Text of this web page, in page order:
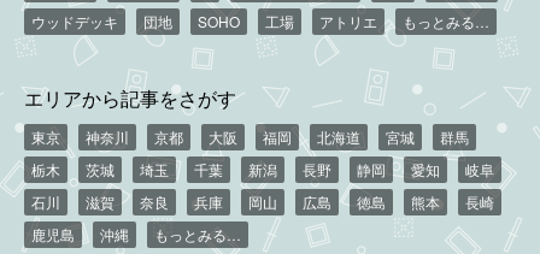
ウッドデッキ
団地 SOHO 工場 アトリエ もっとみる…
エリアから記事をさがす
東京 神奈川 京都 大阪 福岡 北海道 宮城
群馬
栃木
茨城 埼玉 千葉 新潟 長野 静岡 愛知
岐阜
石川
滋賀 奈良 兵庫 岡山 広島 徳島 熊本
長崎
鹿児島
沖縄 もっとみる…